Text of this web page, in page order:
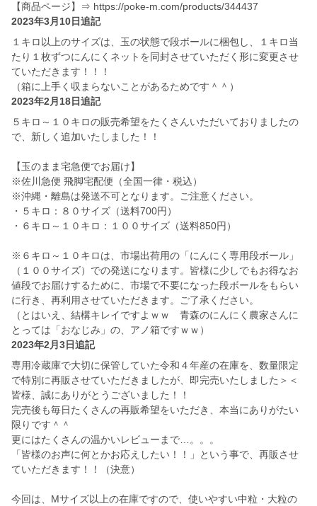
【商品ページ】⇒ https://poke-m.com/products/344437
2023年3月10日追記
１キロ以上のサイズは、玉の状態で段ボールに梱包し、１キロ当
たり１枚ずつにんにくネットを同封させていただく形に変更させ
ていただきます！！！
（箱に上手く収まらないことがあるためです＾＾）
2023年2月18日追記
５キロ～１０キロの販売希望をたくさんいただいておりましたの
で、新しく追加いたしました！！
【玉のまま宅急便でお届け】
※佐川急便 飛脚宅配便（全国一律・税込）
※沖縄・離島は発送不可となります。ご注意ください。
・５キロ：８０サイズ（送料700円）
・６キロ～１０キロ：１００サイズ（送料850円）
※６キロ～１０キロは、市場出荷用の「にんにく専用段ボール」
（１００サイズ）での発送になります。皆様に少しでもお得なお
値段でお届けするために、市場で不要になった段ボールをもらい
に行き、再利用させていただきます。ご了承ください。
（とはいえ、結構キレイですよｗｗ 青森のにんにく農家さんに
とっては「おなじみ」の、アノ箱ですｗｗ）
2023年2月3日追記
専用冷蔵庫で大切に保管していた令和４年産の在庫を、数量限定
で特別に再販させていただきましたが、即完売いたしました＞＜
皆様、誠にありがとうございました！！
完売後も毎日たくさんの再販希望をいただき、本当にありがたい
限りです＾＾
更にはたくさんの温かいレビューまで…。。。
「皆様のお声に何とかお応えしたい！！」という事で、再販させ
ていただきます！！（決意）
今回は、Mサイズ以上の在庫ですので、使いやすい中粒・大粒の